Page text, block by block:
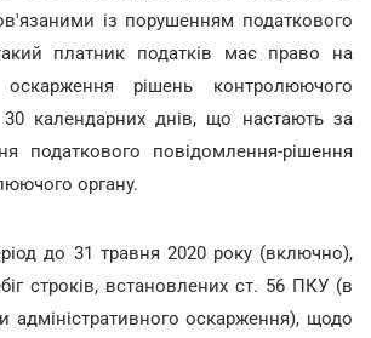
із порушенням податкового
платник податків має право на
оскарження рішень контролюючого
30 календарних днів, що настають за
податкового повідомлення-рішення
органу.
до 31 травня 2020 року (включно),
строків, встановлених ст. 56 ПКУ (в
адміністративного оскарження), щодо